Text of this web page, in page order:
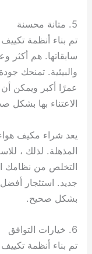
5. متانة محسنة
تم بناء أنظمة
سابقاتها. هم أكثر
والبيئية. تمنحك
الاعتناء بها بشكل
يعد شراء مكيف
المذهلة. لذلك ،
التخلص من نظامك
جديد. استئجار
بشكل صحيح.
6. خيارات التوافق
تم بناء أنظمة تكييف